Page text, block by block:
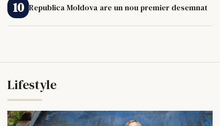
Republica Moldova are un nou premier desemnat
Lifestyle